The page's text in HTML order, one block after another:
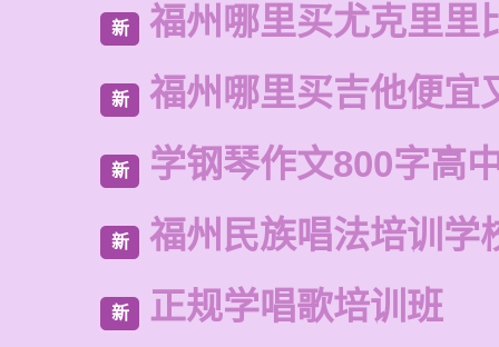
新 福州哪里买尤克里里
新 福州哪里买吉他便宜
新 学钢琴作文800字高
新 福州民族唱法培训学
新 正规学唱歌培训班